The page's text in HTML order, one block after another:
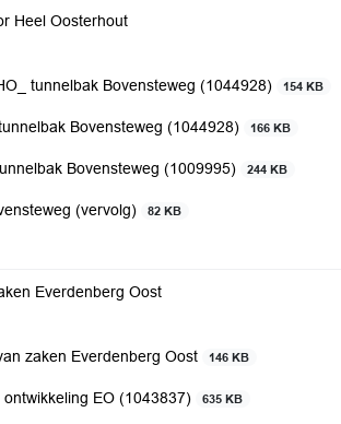
Heel Oosterhout
tunnelbak Bovensteweg (1044928)
154 KB
Bovensteweg (1044928) 166 KB
Bovensteweg (1009995) 244 KB
(vervolg) 82 KB
Everdenberg Oost
zaken Everdenberg Oost
146 KB
EO (1043837) 635 KB